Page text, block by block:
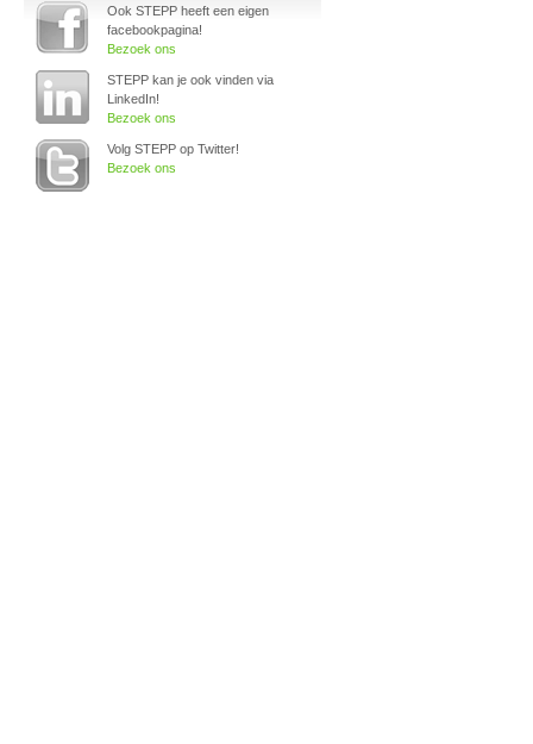
Ook STEPP heeft een eigen
facebookpagina!
Bezoek ons
STEPP kan je ook vinden via
LinkedIn!
Bezoek ons
Volg STEPP op Twitter!
Bezoek ons